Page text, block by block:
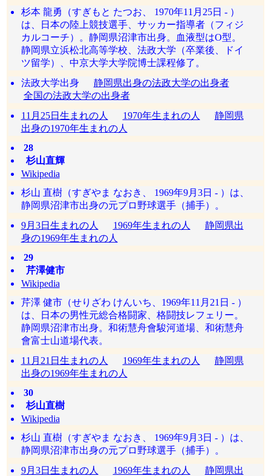
杉本 龍勇（すぎもと たつお、 1970年11月25日 - ）
は、日本の陸上競技選手、サッカー指導者（フィジ
カルコーチ）。静岡県沼津市出身。血液型はO型。
静岡県立浜松北高等学校、法政大学（卒業後、ドイ
ツ留学）、中京大学大学院博士課程修了。
法政大学出身 静岡県出身の法政大学の出身者
全国の法政大学の出身者
11月25日生まれの人
1970年生まれの人
静岡県
出身の1970年生まれの人
28
杉山直輝
Wikipedia
杉山 直樹（すぎやま なおき、 1969年9月3日 - ）は、
静岡県沼津市出身の元プロ野球選手（捕手）。
9月3日生まれの人
1969年生まれの人
静岡県出
身の1969年生まれの人
29
芹澤健市
Wikipedia
芹澤 健市（せりざわ けんいち、1969年11月21日 - ）
は、日本の男性元総合格闘家、格闘技レフェリー。
静岡県沼津市出身。和術慧舟會駿河道場、和術慧舟
會富士山道場代表。
11月21日生まれの人
1969年生まれの人
静岡県
出身の1969年生まれの人
30
杉山直樹
Wikipedia
杉山 直樹（すぎやま なおき、 1969年9月3日 - ）は、
静岡県沼津市出身の元プロ野球選手（捕手）。
9月3日生まれの人
1969年生まれの人
静岡県出